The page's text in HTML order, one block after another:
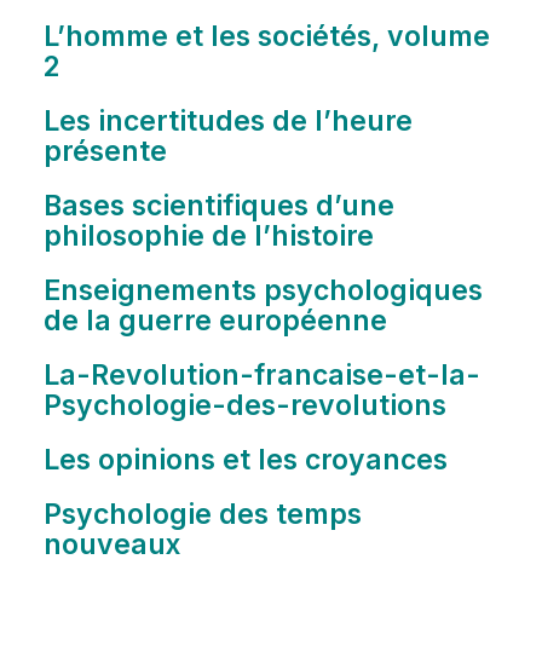
L’homme et les sociétés, volume
2
Les incertitudes de l’heure
présente
Bases scientifiques d’une
philosophie de l’histoire
Enseignements psychologiques
de la guerre européenne
La-Revolution-francaise-et-la-
Psychologie-des-revolutions
Les opinions et les croyances
Psychologie des temps
nouveaux